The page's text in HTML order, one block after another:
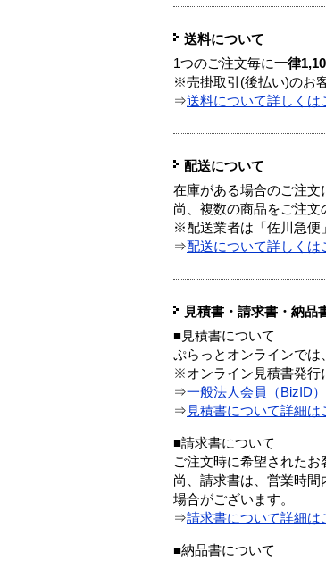
送料について
1つのご注文毎に一律
※売掛取引(後払い)のお
⇒送料について詳しくは
配送について
在庫がある場合のご注文
尚、複数の商品をご注文
※配送業者は「佐川急便
⇒配送について詳しくは
見積書・請求書・納品
■見積書について
ぷらっとオンラインでは
※オンライン見積書発行
⇒一般法人会員（BizID
⇒ 見積書について詳細は
■請求書について
ご注文時に希望されたお
尚、請求書は、営業時
場合がございます。
⇒請求書について詳細は
■納品書について